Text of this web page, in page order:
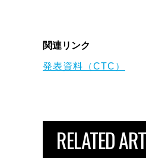
関連リンク
発表資料（CTC）
RELATED